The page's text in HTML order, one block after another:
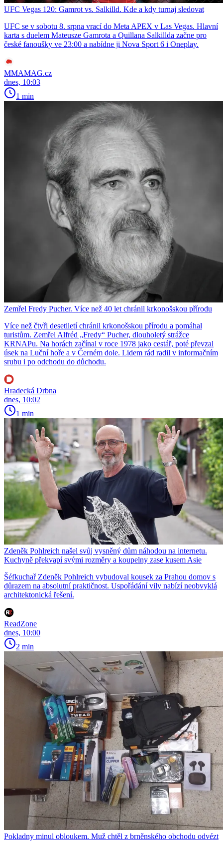
UFC Vegas 120: Gamrot vs. Salkilld. Kde a kdy turnaj sledovat
UFC se v sobotu 8. srpna vrací do Meta APEX v Las Vegas. Hlavní
karta s duelem Mateusze Gamrota a Quillana Salkillda začne pro
české fanoušky ve 23:00 a nabídne ji Nova Sport 6 i Oneplay.
MMAMAG.cz
dnes, 10:03
1 min
Zemřel Fredy Pucher. Více než 40 let chránil krkonošskou přírodu
Více než čtyři desetiletí chránil krkonošskou přírodu a pomáhal
turistům. Zemřel Alfréd „Fredy“ Pucher, dlouholetý strážce
KRNAPu. Na horách začínal v roce 1978 jako cestář, poté převzal
úsek na Luční hoře a v Černém dole. Lidem rád radil v informačním
srubu i po odchodu do důchodu.
Hradecká Drbna
dnes, 10:02
1 min
Zdeněk Pohlreich našel svůj vysněný dům náhodou na internetu.
Kuchyně překvapí svými rozměry a koupelny zase kusem Asie
Šéfkuchař Zdeněk Pohlreich vybudoval kousek za Prahou domov s
důrazem na absolutní praktičnost. Uspořádání vily nabízí neobvyklá
architektonická řešení.
ReadZone
dnes, 10:00
2 min
Pokladny minul obloukem. Muž chtěl z brněnského obchodu odvézt